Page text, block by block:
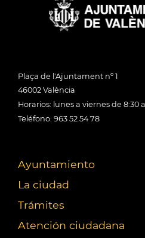
Plaça de l'Ajuntament nº 1
46002 València
Horarios: lunes a viernes de 8:30
Teléfono: 963 52 54 78
Ayuntamiento
La ciudad
Trámites
Atención ciudadana